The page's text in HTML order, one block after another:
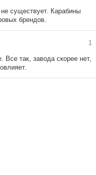
существует. Карабины
брендов.
1
Все так, завода скорее нет,